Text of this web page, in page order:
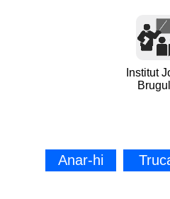
Institut
Anar-hi